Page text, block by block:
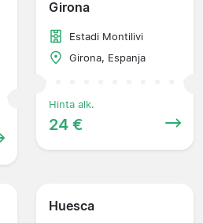
Girona
Estadi Montilivi
Girona, Espanja
Hinta alk.
24 €
Huesca